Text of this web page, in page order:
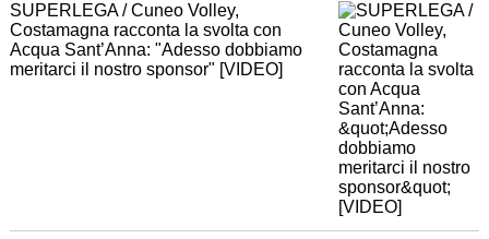
SUPERLEGA / Cuneo Volley,
Costamagna racconta la svolta con
Acqua Sant’Anna: "Adesso dobbiamo
meritarci il nostro sponsor" [VIDEO]